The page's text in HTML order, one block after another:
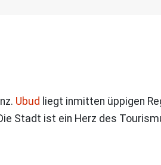
Ubud liegt inmitten üppigen
Stadt ist ein Herz des